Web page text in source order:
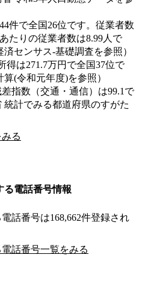
件で全国26位です。従業者数
たりの従業者数は8.99人で
センサス‐基礎調査を参照）
得は271.7万円で全国37位で
(令和元年度)を参照）
指数（交通・通信）は99.1で
統計でみる都道府県のすがた
る
る電話番号情報
話番号は168,662件登録され
話番号一覧をみる